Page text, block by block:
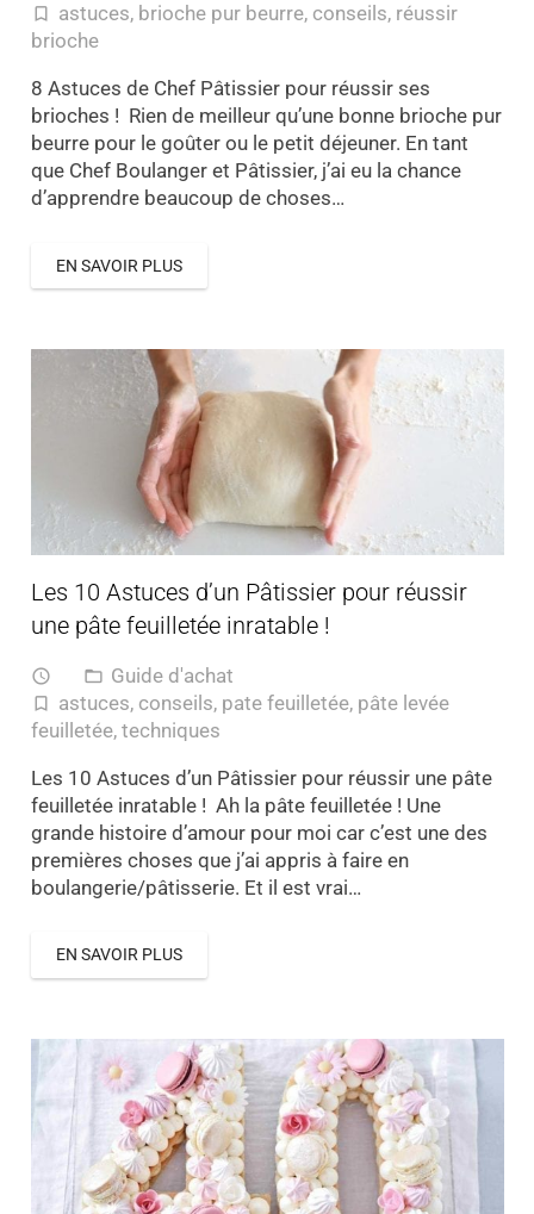
turned_in_not astuces, brioche pur beurre, conseils, réussir
brioche
8 Astuces de Chef Pâtissier pour réussir ses
brioches ! Rien de meilleur qu’une bonne brioche pur
beurre pour le goûter ou le petit déjeuner. En tant
que Chef Boulanger et Pâtissier, j’ai eu la chance
d’apprendre beaucoup de choses…
EN SAVOIR PLUS
Les 10 Astuces d’un Pâtissier pour réussir
une pâte feuilletée inratable !
access_time folder_open Guide d'achat
turned_in_not astuces, conseils, pate feuilletée, pâte levée
feuilletée, techniques
Les 10 Astuces d’un Pâtissier pour réussir une pâte
feuilletée inratable ! Ah la pâte feuilletée ! Une
grande histoire d’amour pour moi car c’est une des
premières choses que j’ai appris à faire en
boulangerie/pâtisserie. Et il est vrai…
EN SAVOIR PLUS